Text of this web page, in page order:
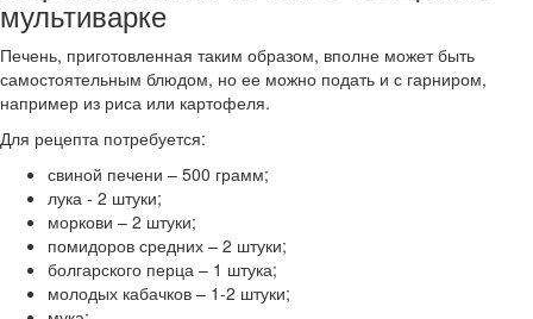
мультиварке
Печень, приготовленная таким образом, вполне может быть
самостоятельным блюдом, но ее можно подать и с гарниром,
например из риса или картофеля.
Для рецепта потребуется:
свиной печени – 500 грамм;
лука - 2 штуки;
моркови – 2 штуки;
помидоров средних – 2 штуки;
болгарского перца – 1 штука;
молодых кабачков – 1-2 штуки;